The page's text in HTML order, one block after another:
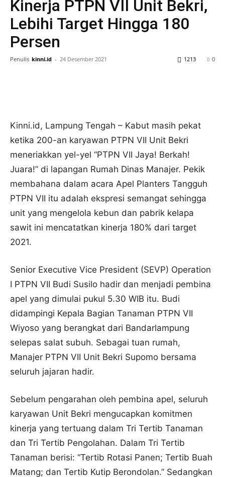
Kinerja PTPN VII Unit Bekri,
Lebihi Target Hingga 180
Persen
Penulis kinni.id - 24 Desember 2021 0
1213
Kinni.id, Lampung Tengah – Kabut masih pekat
ketika 200-an karyawan PTPN VII Unit Bekri
meneriakkan yel-yel “PTPN VII Jaya! Berkah!
Juara!” di lapangan Rumah Dinas Manajer. Pekik
membahana dalam acara Apel Planters Tangguh
PTPN VII itu adalah ekspresi semangat sehingga
unit yang mengelola kebun dan pabrik kelapa
sawit ini mencatatkan kinerja 180% dari target
2021.
Senior Executive Vice President (SEVP) Operation
I PTPN VII Budi Susilo hadir dan menjadi pembina
apel yang dimulai pukul 5.30 WIB itu. Budi
didampingi Kepala Bagian Tanaman PTPN VII
Wiyoso yang berangkat dari Bandarlampung
selepas salat subuh. Sebagai tuan rumah,
Manajer PTPN VII Unit Bekri Supomo bersama
seluruh jajaran hadir.
Sebelum pengarahan oleh pembina apel, seluruh
karyawan Unit Bekri mengucapkan komitmen
kinerja yang tertuang dalam Tri Tertib Tanaman
dan Tri Tertib Pengolahan. Dalam Tri Tertib
Tanaman berisi: “Tertib Rotasi Panen; Tertib Buah
Matang; dan Tertib Kutip Berondolan.” Sedangkan